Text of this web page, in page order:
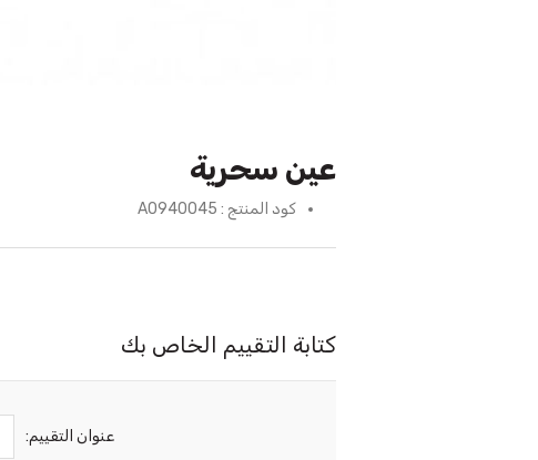
عين سحرية
كود المنتج : A0940045
كتابة التقييم الخاص بك
عنوان التقييم: